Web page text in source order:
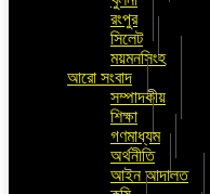
রংপুর
সিলেট
ময়মনসিংহ
আরো সংবাদ
সম্পাদকীয়
শিক্ষা
গণমাধ্যম
অর্থনীতি
আইন আদালত